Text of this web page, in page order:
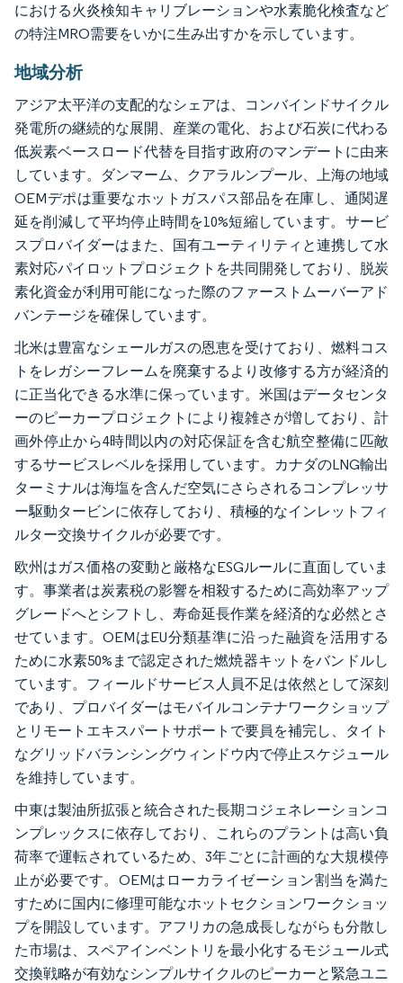
における火炎検知キャリブレーションや水素脆化検査など
の特注MRO需要をいかに生み出すかを示しています。
地域分析
アジア太平洋の支配的なシェアは、コンバインドサイクル
発電所の継続的な展開、産業の電化、および石炭に代わる
低炭素ベースロード代替を目指す政府のマンデートに由来
しています。ダンマーム、クアラルンプール、上海の地域
OEMデポは重要なホットガスパス部品を在庫し、通関遅
延を削減して平均停止時間を10%短縮しています。サービ
スプロバイダーはまた、国有ユーティリティと連携して水
素対応パイロットプロジェクトを共同開発しており、脱炭
素化資金が利用可能になった際のファーストムーバーアド
バンテージを確保しています。
北米は豊富なシェールガスの恩恵を受けており、燃料コス
トをレガシーフレームを廃棄するより改修する方が経済的
に正当化できる水準に保っています。米国はデータセンタ
ーのピーカープロジェクトにより複雑さが増しており、計
画外停止から4時間以内の対応保証を含む航空整備に匹敵
するサービスレベルを採用しています。カナダのLNG輸出
ターミナルは海塩を含んだ空気にさらされるコンプレッサ
ー駆動タービンに依存しており、積極的なインレットフィ
ルター交換サイクルが必要です。
欧州はガス価格の変動と厳格なESGルールに直面していま
す。事業者は炭素税の影響を相殺するために高効率アップ
グレードへとシフトし、寿命延長作業を経済的な必然とさ
せています。OEMはEU分類基準に沿った融資を活用する
ために水素50%まで認定された燃焼器キットをバンドルし
ています。フィールドサービス人員不足は依然として深刻
であり、プロバイダーはモバイルコンテナワークショップ
とリモートエキスパートサポートで要員を補完し、タイト
なグリッドバランシングウィンドウ内で停止スケジュール
を維持しています。
中東は製油所拡張と統合された長期コジェネレーションコ
ンプレックスに依存しており、これらのプラントは高い負
荷率で運転されているため、3年ごとに計画的な大規模停
止が必要です。OEMはローカライゼーション割当を満た
すために国内に修理可能なホットセクションワークショッ
プを開設しています。アフリカの急成長しながらも分散し
た市場は、スペアインベントリを最小化するモジュール式
交換戦略が有効なシンプルサイクルのピーカーと緊急ユニ